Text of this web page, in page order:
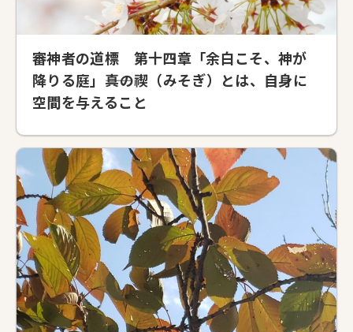
審神者の道標 第十四章「余白こそ、神が
降りる庭」――真の禊（みそぎ）とは、自身に
空間を与えること